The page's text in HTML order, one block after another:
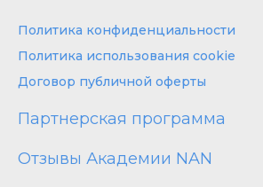
Политика конфиденциальности
Политика использования cookie
Договор публичной оферты
Партнерская программа
Отзывы Академии NAN